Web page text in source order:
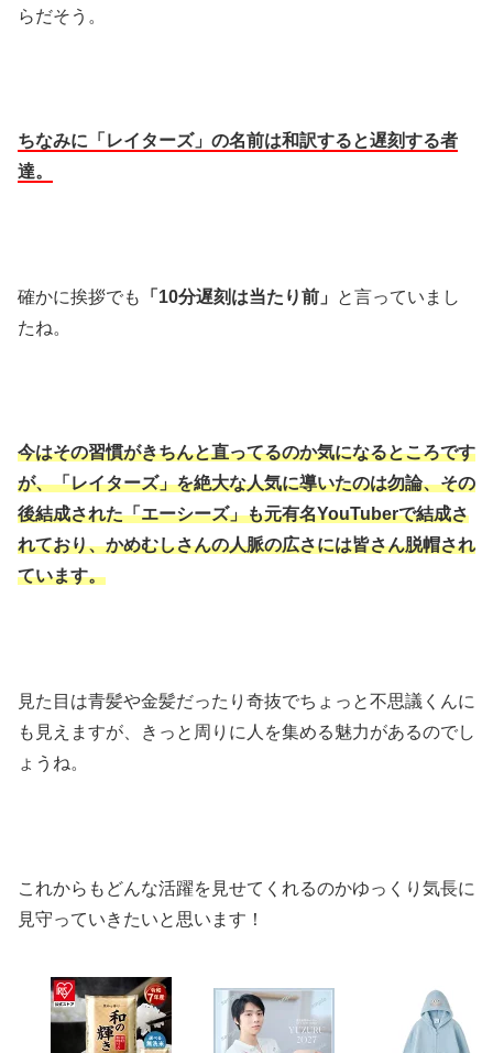
らだそう。
ちなみに「レイターズ」の名前は和訳すると遅刻する者
達。
確かに挨拶でも 「10分遅刻は当たり前」
と言っていまし
たね。
今はその習慣がきちんと直ってるのか気になるところです
が、「レイターズ」を絶大な人気に導いたのは勿論、その
後結成された「エーシーズ」も元有名YouTuberで結成さ
れており、かめむしさんの人脈の広さには皆さん脱帽され
ています。
見た目は青髪や金髪だったり奇抜でちょっと不思議くんに
も見えますが、きっと周りに人を集める魅力があるのでし
ょうね。
これからもどんな活躍を見せてくれるのかゆっくり気長に
見守っていきたいと思います！